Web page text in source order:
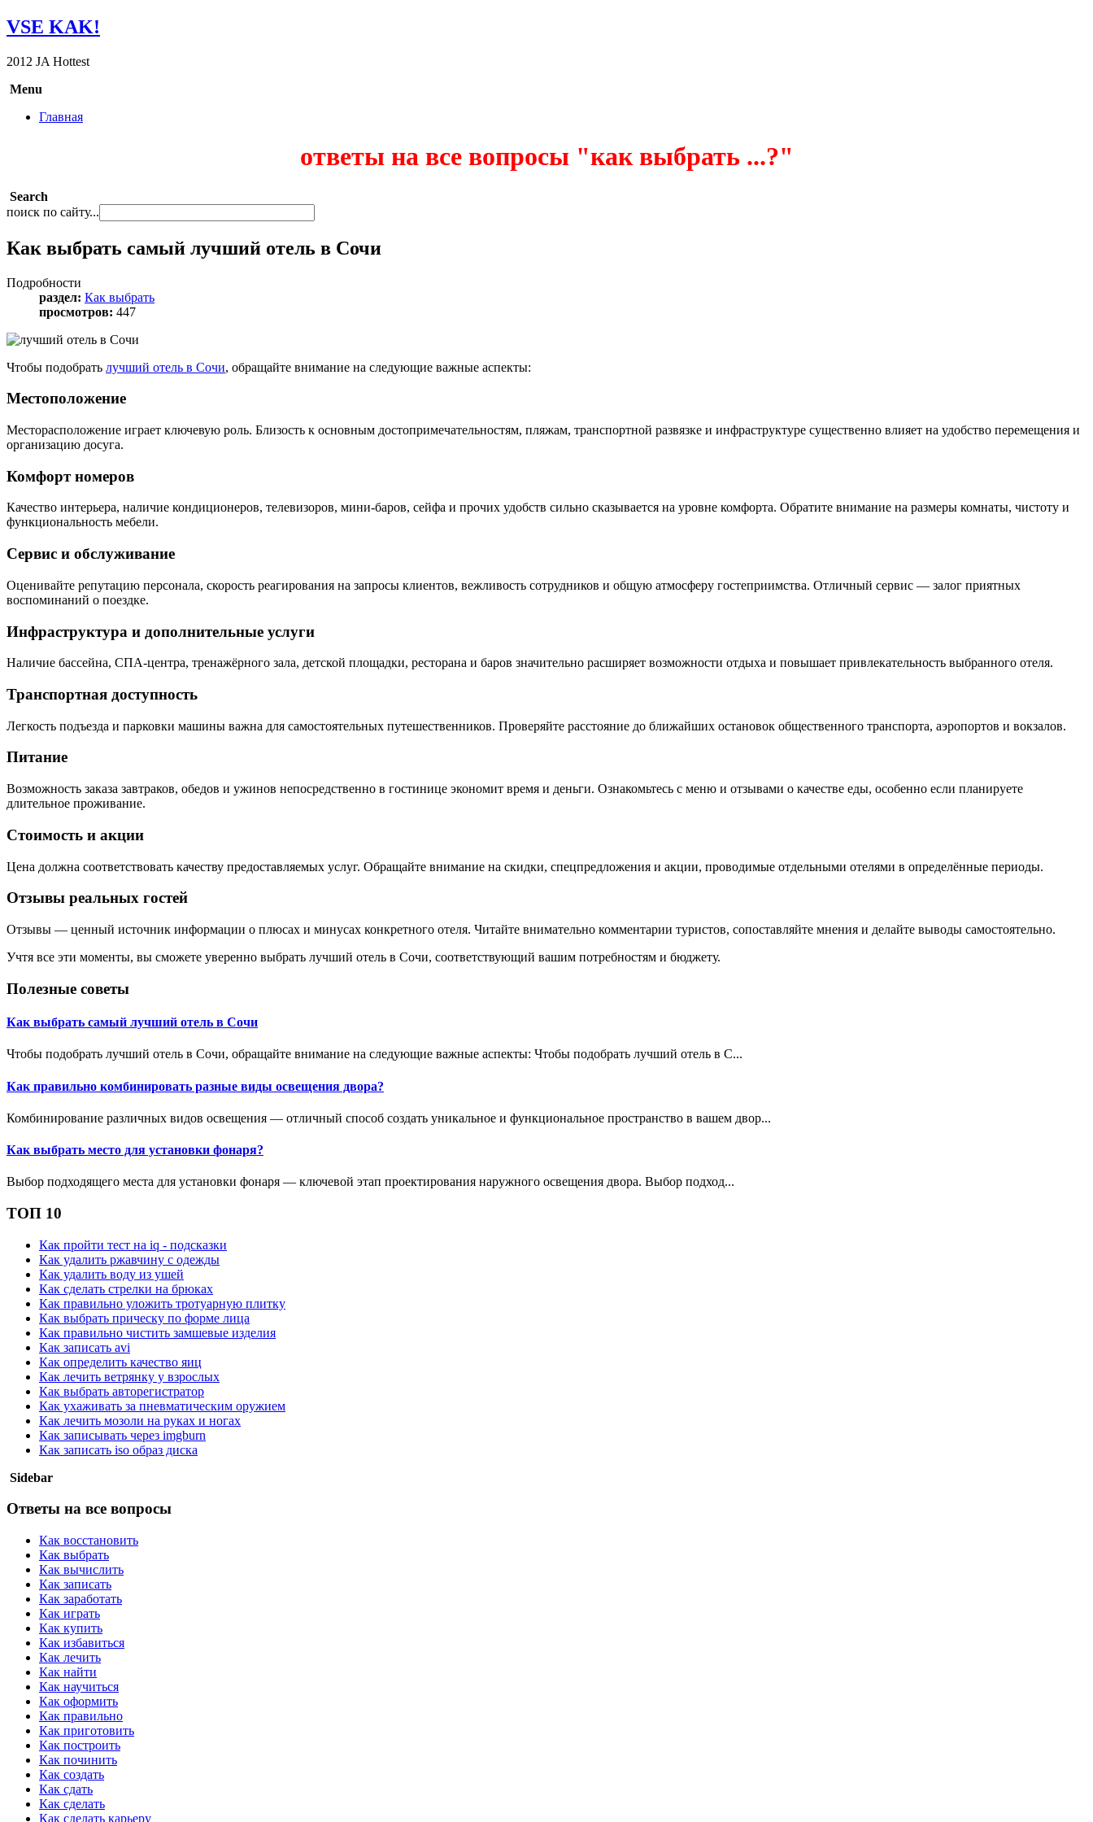
VSE KAK!
2012 JA Hottest
Menu
Главная
ответы на все вопросы "как выбрать ...?"
Search
поиск по сайту...
Как выбрать самый лучший отель в Сочи
Подробности
раздел: Как выбрать
просмотров: 447
Чтобы подобрать лучший отель в Сочи, обращайте внимание на следующие важные аспекты:
Местоположение
Месторасположение играет ключевую роль. Близость к основным достопримечательностям, пляжам, транспортной развязке и инфраструктуре существенно влияет на удобство перемещения и
организацию досуга.
Комфорт номеров
Качество интерьера, наличие кондиционеров, телевизоров, мини-баров, сейфа и прочих удобств сильно сказывается на уровне комфорта. Обратите внимание на размеры комнаты, чистоту и
функциональность мебели.
Сервис и обслуживание
Оценивайте репутацию персонала, скорость реагирования на запросы клиентов, вежливость сотрудников и общую атмосферу гостеприимства. Отличный сервис — залог приятных
воспоминаний о поездке.
Инфраструктура и дополнительные услуги
Наличие бассейна, СПА-центра, тренажёрного зала, детской площадки, ресторана и баров значительно расширяет возможности отдыха и повышает привлекательность выбранного отеля.
Транспортная доступность
Легкость подъезда и парковки машины важна для самостоятельных путешественников. Проверяйте расстояние до ближайших остановок общественного транспорта, аэропортов и вокзалов.
Питание
Возможность заказа завтраков, обедов и ужинов непосредственно в гостинице экономит время и деньги. Ознакомьтесь с меню и отзывами о качестве еды, особенно если планируете
длительное проживание.
Стоимость и акции
Цена должна соответствовать качеству предоставляемых услуг. Обращайте внимание на скидки, спецпредложения и акции, проводимые отдельными отелями в определённые периоды.
Отзывы реальных гостей
Отзывы — ценный источник информации о плюсах и минусах конкретного отеля. Читайте внимательно комментарии туристов, сопоставляйте мнения и делайте выводы самостоятельно.
Учтя все эти моменты, вы сможете уверенно выбрать лучший отель в Сочи, соответствующий вашим потребностям и бюджету.
Полезные советы
Как выбрать самый лучший отель в Сочи
Чтобы подобрать лучший отель в Сочи, обращайте внимание на следующие важные аспекты: Чтобы подобрать лучший отель в С...
Как правильно комбинировать разные виды освещения двора?
Комбинирование различных видов освещения — отличный способ создать уникальное и функциональное пространство в вашем двор...
Как выбрать место для установки фонаря?
Выбор подходящего места для установки фонаря — ключевой этап проектирования наружного освещения двора. Выбор подход...
ТОП 10
Как пройти тест на iq - подсказки
Как удалить ржавчину с одежды
Как удалить воду из ушей
Как сделать стрелки на брюках
Как правильно уложить тротуарную плитку
Как выбрать прическу по форме лица
Как правильно чистить замшевые изделия
Как записать avi
Как определить качество яиц
Как лечить ветрянку у взрослых
Как выбрать авторегистратор
Как ухаживать за пневматическим оружием
Как лечить мозоли на руках и ногах
Как записывать через imgburn
Как записать iso образ диска
Sidebar
Ответы на все вопросы
Как восстановить
Как выбрать
Как вычислить
Как записать
Как заработать
Как играть
Как купить
Как избавиться
Как лечить
Как найти
Как научиться
Как оформить
Как правильно
Как приготовить
Как построить
Как починить
Как создать
Как сдать
Как сделать
Как сделать карьеру